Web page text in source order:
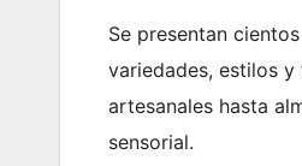
Se presentan
variedades, estilos
artesanales hasta
sensorial.